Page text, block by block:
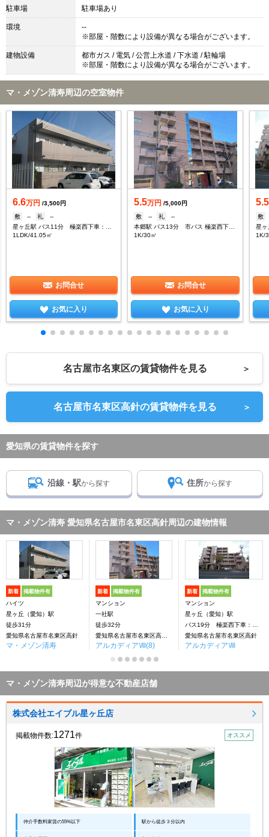
駐車場 駐車場あり
環境
--
※部屋・階数により設備が異なる場合がございます。
建物設備
都市ガス / 電気 / 公営上水道 / 下水道 / 駐輪場
※部屋・階数により設備が異なる場合がございます。
マ・メゾン清寿周辺の空室物件
6.6万円 /3,500円
敷
-- 礼
--
1LDK/41.05㎡
お問合せ
お気に入り
5.5万円 /5,000円
敷
-- 礼
--
1K/30㎡
お問合せ
お気に入り
5.5
敷
1K/
名古屋市名東区の賃貸物件を見る ＞
名古屋市名東区高針の賃貸物件を見る ＞
愛知県の賃貸物件を探す
沿線・駅から探す 住所から探す
マ・メゾン清寿 愛知県名古屋市名東区高針周辺の建物情報
新着 掲載物件有
ハイツ
星ヶ丘（愛知）駅
徒歩31分
愛知県名古屋市名東区高針
マ・メゾン清寿
新着 掲載物件有
マンション
一社駅
徒歩32分
アルカディアⅧ(8)
新着 掲載物件有
マンション
星ヶ丘（愛知）駅
バス19分 極楽西下車：停歩2分
愛知県名古屋市名東区高針
アルカディアⅧ
マ・メゾン清寿周辺が得意な不動産店舗
株式会社エイブル星ヶ丘店
掲載物件数:1271件 オススメ
仲介手数料家賃の55%以下 駅から徒歩３分以内